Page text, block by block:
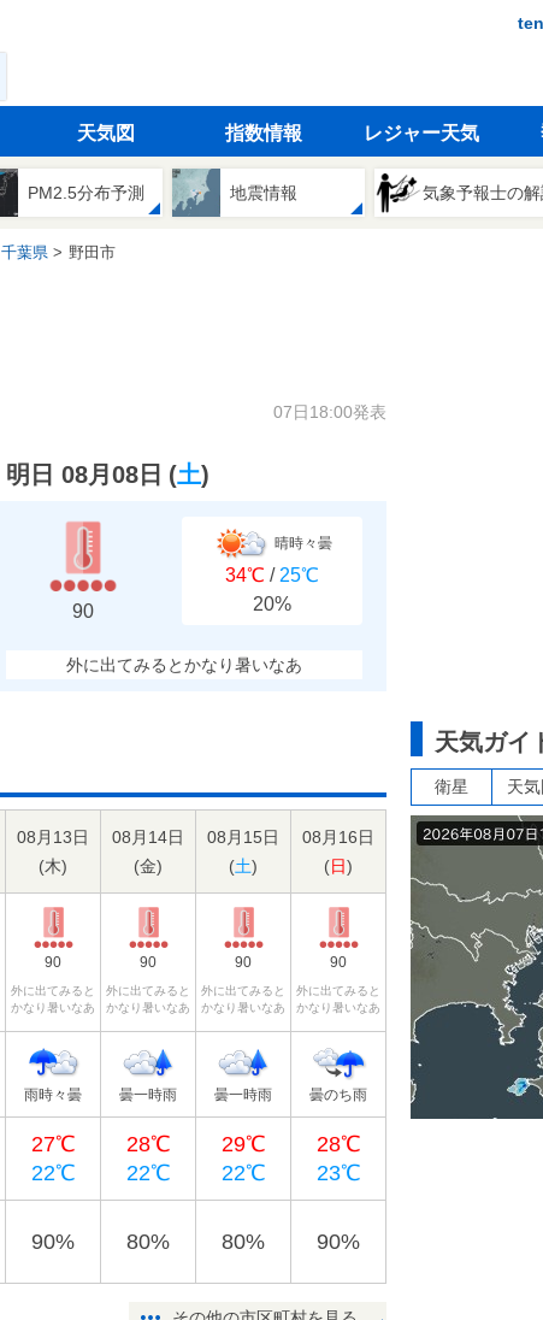
天気図 指数情報 レジャー天気
PM2.5分布予測 地震情報 気象予報士の解
千葉県 野田市
07日18:00発表
明日 08月08日 (土)
90
晴時々曇
34℃ / 25℃
20%
外に出てみるとかなり暑いなあ
08月13日
(木)
08月14日
(金)
08月15日
(土)
08月16日
(日)
90
外に出てみると
かなり暑いなあ
90
外に出てみると
かなり暑いなあ
90
外に出てみると
かなり暑いなあ
90
外に出てみると
かなり暑いなあ
雨時々曇 曇一時雨 曇一時雨 曇のち雨
27℃
22℃
28℃
22℃
29℃
22℃
28℃
23℃
90% 80% 80% 90%
天気ガイ
衛星 天気